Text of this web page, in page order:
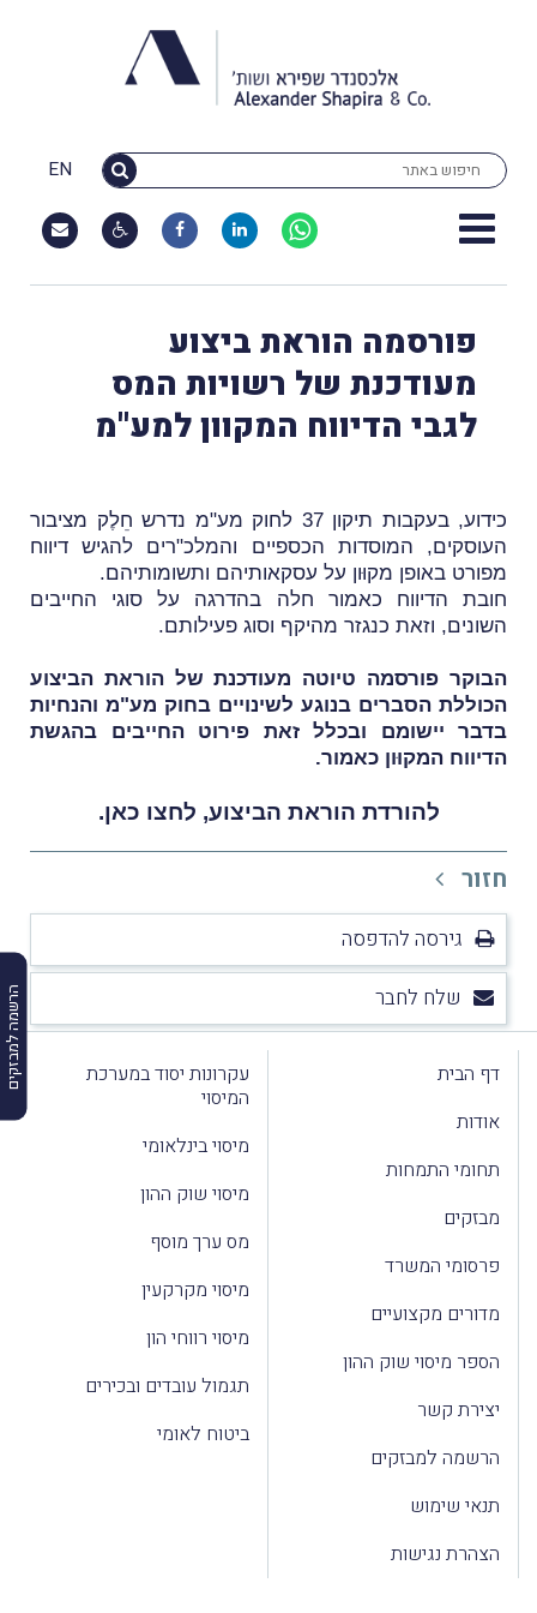
EN
הרשמה למבזקים
פורסמה הוראת ביצוע
מעודכנת של רשויות המס
לגבי הדיווח המקוון למע''מ
כידוע, בעקבות תיקון 37 לחוק מע"מ נדרש חֵלֶק מציבור
העוסקים, המוסדות הכספיים והמלכ"רים להגיש דיווח
מפורט באופן מקוּון על עסקאותיהם ותשומותיהם.
חובת הדיווח כאמור חלה בהדרגה על סוגי החייבים
השונים, וזאת כנגזר מהיקף וסוג פעילותם.
הבוקר פורסמה טיוטה מעודכנת של הוראת הביצוע
הכוללת הסברים בנוגע לשינויים בחוק מע"מ והנחיות
בדבר יישומם ובכלל זאת פירוט החייבים בהגשת
הדיווח המקוּון כאמור.
להורדת הוראת הביצוע, לחצו כאן.
חזור
גירסה להדפסה
שלח לחבר
דף הבית
אודות
תחומי התמחות
מבזקים
פרסומי המשרד
מדורים מקצועיים
הספר מיסוי שוק ההון
יצירת קשר
הרשמה למבזקים
תנאי שימוש
הצהרת נגישות
עקרונות יסוד במערכת
המיסוי
מיסוי בינלאומי
מיסוי שוק ההון
מס ערך מוסף
מיסוי מקרקעין
מיסוי רווחי הון
תגמול עובדים ובכירים
ביטוח לאומי